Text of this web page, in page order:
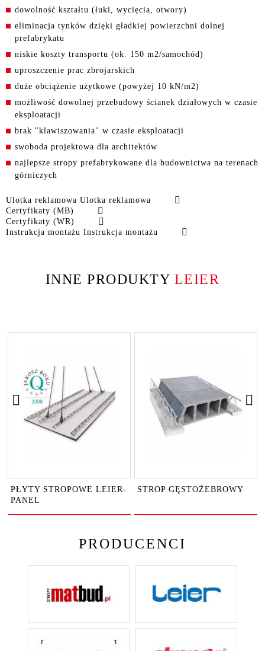
dowolność kształtu (łuki, wycięcia, otwory)
eliminacja tynków dzięki gładkiej powierzchni dolnej
prefabrykatu
niskie koszty transportu (ok. 150 m2/samochód)
uproszczenie prac zbrojarskich
duże obciążenie użytkowe (powyżej 10 kN/m2)
możliwość dowolnej przebudowy ścianek działowych w czasie
eksploatacji
brak "klawiszowania" w czasie eksploatacji
swoboda projektowa dla architektów
najlepsze stropy prefabrykowane dla budownictwa na terenach
górniczych
Ulotka reklamowa Ulotka reklamowa
Certyfikaty (MB)
Certyfikaty (WR)
Instrukcja montażu Instrukcja montażu
INNE PRODUKTY LEIER
PŁYTY STROPOWE LEIER-
PANEL
STROP GĘSTOŻEBROWY
PRODUCENCI